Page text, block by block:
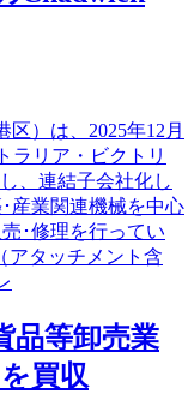
）は、2025年12月
ラリア・ビクトリ
、連結子会社化し
産業関連機械を中心
･修理を行ってい
アタッチメント含
品等卸売業
買収